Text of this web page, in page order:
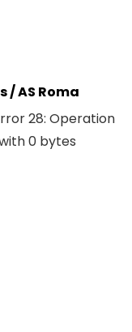
/ AS Roma
28: Operation
0 bytes